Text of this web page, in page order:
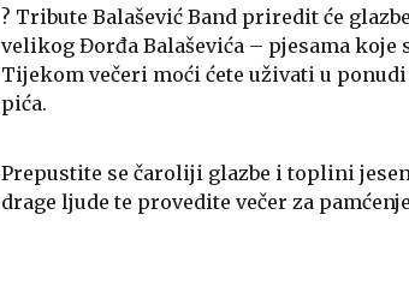
? Tribute Balašević Band priredit će
velikog Đorđa Balaševića – pjesama koje
Tijekom večeri moći ćete uživati u
pića.
Prepustite se čaroliji glazbe i toplini
drage ljude te provedite večer za